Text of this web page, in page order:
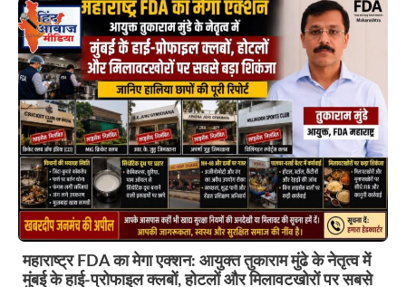
महाराष्ट्र FDA का मेगा एक्शन: आयुक्त तुकाराम मुंढे के नेतृत्व में
मुंबई के हाई-प्रोफाइल क्लबों, होटलों और मिलावटखोरों पर सबसे